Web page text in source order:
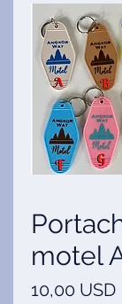
motel
10,00 USD